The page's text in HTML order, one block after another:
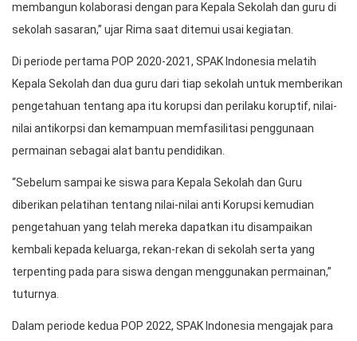
membangun kolaborasi dengan para Kepala Sekolah dan guru di
sekolah sasaran,” ujar Rima saat ditemui usai kegiatan.
Di periode pertama POP 2020-2021, SPAK Indonesia melatih
Kepala Sekolah dan dua guru dari tiap sekolah untuk memberikan
pengetahuan tentang apa itu korupsi dan perilaku koruptif, nilai-
nilai antikorpsi dan kemampuan memfasilitasi penggunaan
permainan sebagai alat bantu pendidikan.
“Sebelum sampai ke siswa para Kepala Sekolah dan Guru
diberikan pelatihan tentang nilai-nilai anti Korupsi kemudian
pengetahuan yang telah mereka dapatkan itu disampaikan
kembali kepada keluarga, rekan-rekan di sekolah serta yang
terpenting pada para siswa dengan menggunakan permainan,”
tuturnya.
Dalam periode kedua POP 2022, SPAK Indonesia mengajak para